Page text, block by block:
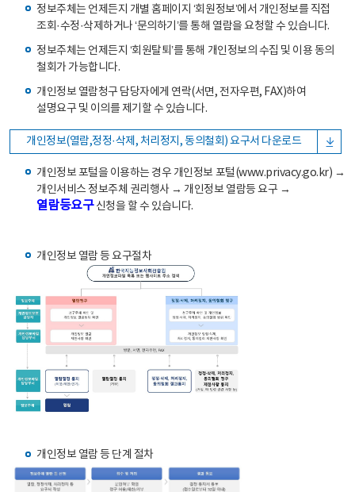
정보주체는 언제든지 개별 홈페이지 ‘회원정보’에서 개인정보를 직접
조회·수정·삭제하거나 ‘문의하기’를 통해 열람을 요청할 수 있습니다.
정보주체는 언제든지 ‘회원탈퇴’를 통해 개인정보의 수집 및 이용 동의
철회가 가능합니다.
개인정보 열람청구 담당자에게 연락(서면, 전자우편, FAX)하여
설명요구 및 이의를 제기할 수 있습니다.
개인정보(열람,정정·삭제, 처리정지, 동의철회) 요구서 다운로드
개인정보 포털을 이용하는 경우 개인정보 포털(www.privacy.go.kr) →
개인서비스 정보주체 권리행사 → 개인정보 열람등 요구 →
열람등요구신청을 할 수 있습니다.
개인정보 열람 등 요구절차
개인정보 열람 등 단계 절차